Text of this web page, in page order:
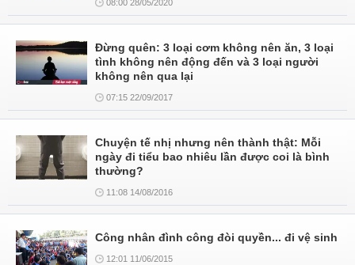
08:00 28/05/2020
Đừng quên: 3 loại cơm không nên ăn, 3 loại
tình không nên động đến và 3 loại người
không nên qua lại
07:15 22/09/2017
Chuyện tế nhị nhưng nên thành thật: Mỗi
ngày đi tiểu bao nhiêu lần được coi là bình
thường?
11:08 14/08/2016
Công nhân đình công đòi quyền... đi vệ sinh
12:01 11/06/2015